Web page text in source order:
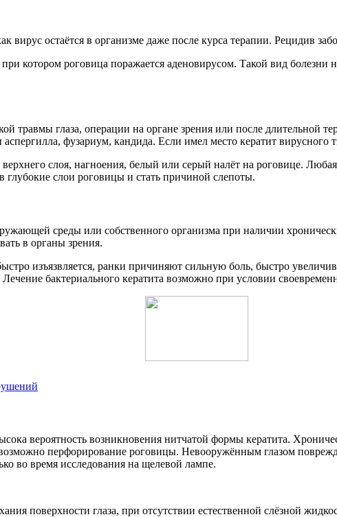
вирус остаётся в организме даже после курса терапии. Рецидив
котором роговица поражается аденовирусом. Такой вид
травмы глаза, операции на органе зрения или после
фузариум, кандида. Если имел место кератит
слоя, нагноения, белый или серый налёт на роговице.
слои роговицы и стать причиной слепоты.
среды или собственного организма при наличии
в органы зрения.
изъязвляется, ранки причиняют сильную боль, быстро
бактериального кератита возможно при условии
вероятность возникновения нитчатой формы кератита.
перфорирование роговицы. Невооружённым глазом
во время исследования на щелевой лампе.
поверхности глаза, при отсутствии естественной слёзной